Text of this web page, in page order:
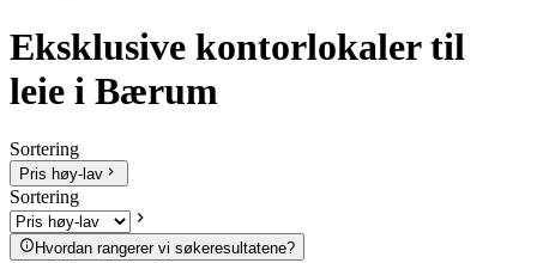
Eksklusive kontorlokaler til
leie i Bærum
Sortering
Pris høy-lav
Sortering
Hvordan rangerer vi søkeresultatene?